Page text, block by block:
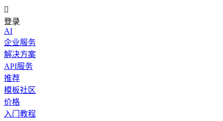

登录
AI
企业服务
解决方案
API服务
推荐
模板社区
价格
入门教程